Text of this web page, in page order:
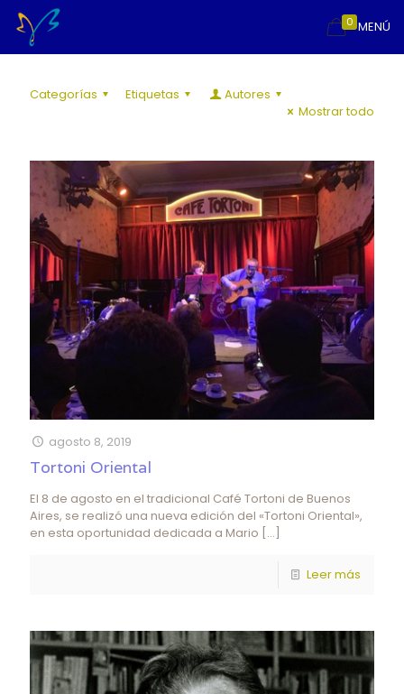
MENÚ
0
Categorías Etiquetas
Autores
Mostrar todo
agosto 8, 2019
Tortoni Oriental
El 8 de agosto en el tradicional Café Tortoni de Buenos
Aires, se realizó una nueva edición del «Tortoni Oriental»,
en esta oportunidad dedicada a Mario […]
Leer más